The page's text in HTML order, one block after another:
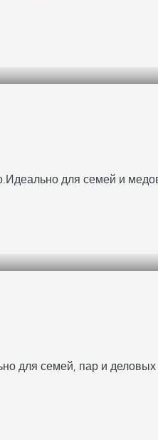
Идеально для семей и
для семей, пар и деловых